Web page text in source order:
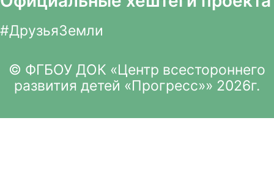
#ДрузьяЗемли
© ФГБОУ ДОК «Центр всестороннего
развития детей «Прогресс»» 2026г.